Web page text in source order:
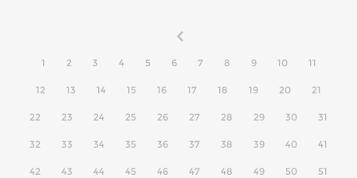
1 2 3 4 5 6 7 8 9 10 11
12 13 14 15 16 17 18 19 20 21
22 23 24 25 26 27 28 29 30 31
32 33 34 35 36 37 38 39 40 41
42 43 44 45 46 47 48 49 50 51